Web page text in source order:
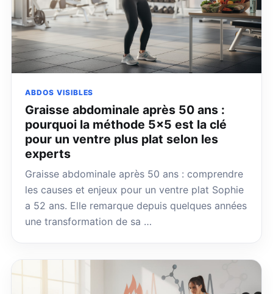
ABDOS VISIBLES
Graisse abdominale après 50 ans :
pourquoi la méthode 5×5 est la clé
pour un ventre plus plat selon les
experts
Graisse abdominale après 50 ans : comprendre
les causes et enjeux pour un ventre plat Sophie
a 52 ans. Elle remarque depuis quelques années
une transformation de sa …